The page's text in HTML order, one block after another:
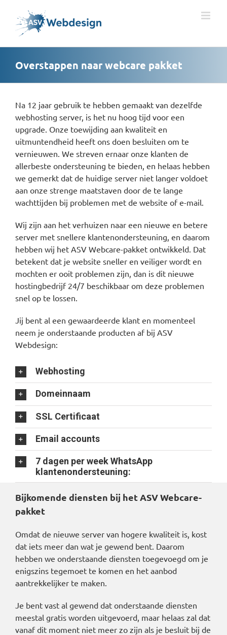
inhoud
Overstappen naar webcare pakket
Na 12 jaar gebruik te hebben gemaakt van dezelfde
webhosting server, is het nu hoog tijd voor een
upgrade. Onze toewijding aan kwaliteit en
uitmuntendheid heeft ons doen besluiten om te
vernieuwen. We streven ernaar onze klanten de
allerbeste ondersteuning te bieden, en helaas hebben
we gemerkt dat de huidige server niet langer voldoet
aan onze strenge maatstaven door de te lange
wachttijden bij problemen met de website of e-mail.
Wij zijn aan het verhuizen naar een nieuwe en betere
server met snellere klantenondersteuning, en daarom
hebben wij het ASV Webcare-pakket ontwikkeld. Dat
betekent dat je website sneller en veiliger wordt en
mochten er ooit problemen zijn, dan is dit nieuwe
hostingbedrijf 24/7 beschikbaar om deze problemen
snel op te lossen.
Jij bent al een gewaardeerde klant en momenteel
neem je onderstaande producten af bij ASV
Webdesign:
Webhosting
Domeinnaam
SSL Certificaat
Email accounts
7 dagen per week WhatsApp
klantenondersteuning:
Bijkomende diensten bij het ASV Webcare-
pakket
Omdat de nieuwe server van hogere kwaliteit is, kost
dat iets meer dan wat je gewend bent. Daarom
hebben we onderstaande diensten toegevoegd om je
enigszins tegemoet te komen en het aanbod
aantrekkelijker te maken.
Je bent vast al gewend dat onderstaande diensten
meestal gratis worden uitgevoerd, maar helaas zal dat
vanaf dit moment niet meer zo zijn als je besluit bij de